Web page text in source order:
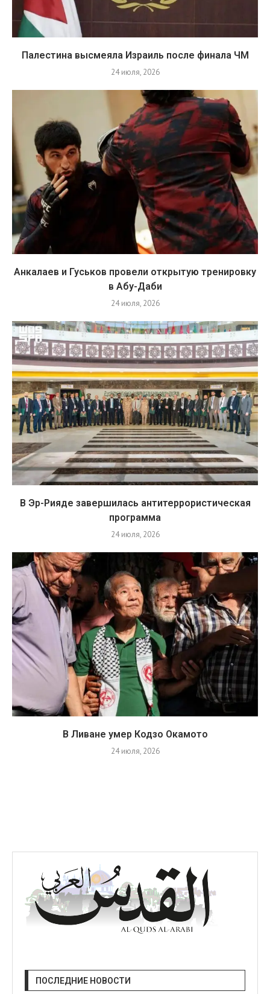
Палестина высмеяла Израиль после финала ЧМ
24 июля, 2026
Анкалаев и Гуськов провели открытую тренировку
в Абу-Даби
24 июля, 2026
В Эр-Рияде завершилась антитеррористическая
программа
24 июля, 2026
В Ливане умер Кодзо Окамото
24 июля, 2026
ПОСЛЕДНИЕ НОВОСТИ